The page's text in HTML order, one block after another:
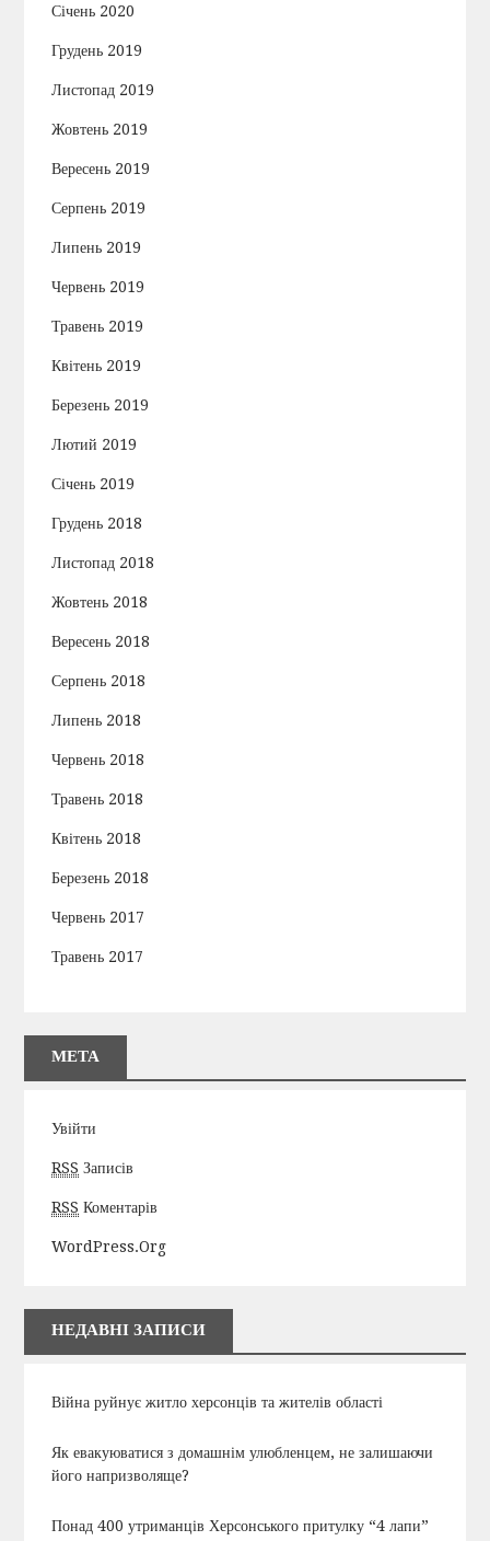
Січень 2020
Грудень 2019
Листопад 2019
Жовтень 2019
Вересень 2019
Серпень 2019
Липень 2019
Червень 2019
Травень 2019
Квітень 2019
Березень 2019
Лютий 2019
Січень 2019
Грудень 2018
Листопад 2018
Жовтень 2018
Вересень 2018
Серпень 2018
Липень 2018
Червень 2018
Травень 2018
Квітень 2018
Березень 2018
Червень 2017
Травень 2017
МЕТА
Увійти
RSS Записів
RSS Коментарів
WordPress.org
НЕДАВНІ ЗАПИСИ
Війна руйнує житло херсонців та жителів області
Як евакуюватися з домашнім улюбленцем, не залишаючи
його напризволяще?
Понад 400 утриманців Херсонського притулку “4 лапи”